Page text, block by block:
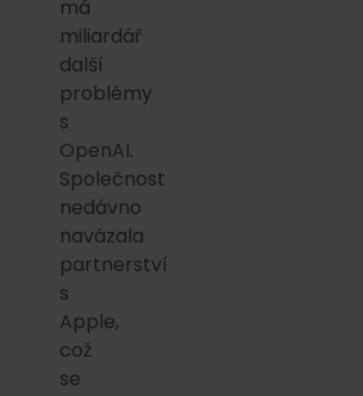
má
miliardář
další
problémy
s
OpenAI.
Společnost
nedávno
navázala
partnerství
s
Apple,
což
se